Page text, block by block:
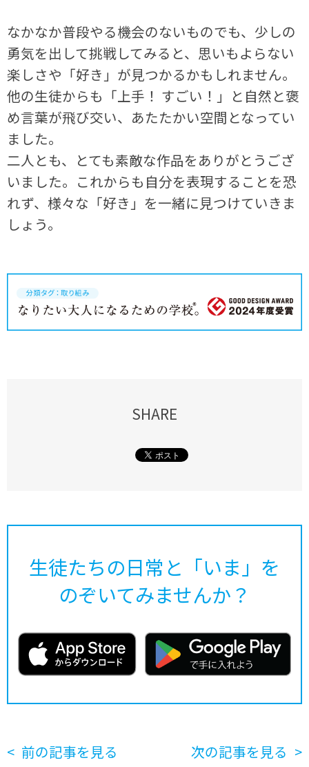
なかなか普段やる機会のないものでも、少しの
勇気を出して挑戦してみると、思いもよらない
楽しさや「好き」が見つかるかもしれません。
他の生徒からも「上手！ すごい！」と自然と褒
め言葉が飛び交い、あたたかい空間となってい
ました。
二人とも、とても素敵な作品をありがとうござ
いました。これからも自分を表現することを恐
れず、様々な「好き」を一緒に見つけていきま
しょう。
SHARE
生徒たちの日常と「いま」を
のぞいてみませんか？
前の記事を見る 次の記事を見る